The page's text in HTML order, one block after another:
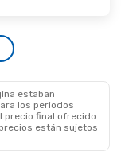
estaban
los periodos
precio final ofrecido.
están sujetos